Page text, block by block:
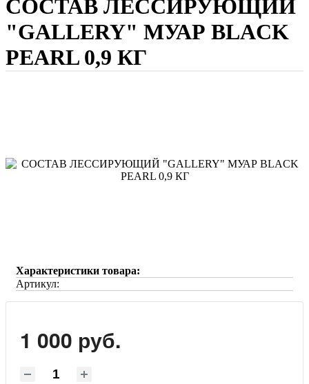
СОСТАВ ЛЕССИРУЮЩИЙ
"GALLERY" МУАР BLACK
PEARL 0,9 КГ
Характеристики товара:
Артикул:
1 000 руб.